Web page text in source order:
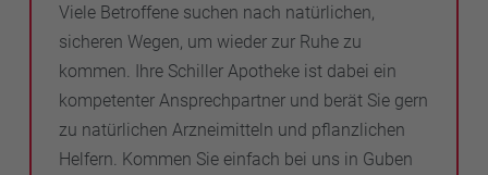
Viele Betroffene suchen nach natürlichen,
sicheren Wegen, um wieder zur Ruhe zu
kommen. Ihre Schiller Apotheke ist dabei ein
kompetenter Ansprechpartner und berät Sie gern
zu natürlichen Arzneimitteln und pflanzlichen
Helfern. Kommen Sie einfach bei uns in Guben